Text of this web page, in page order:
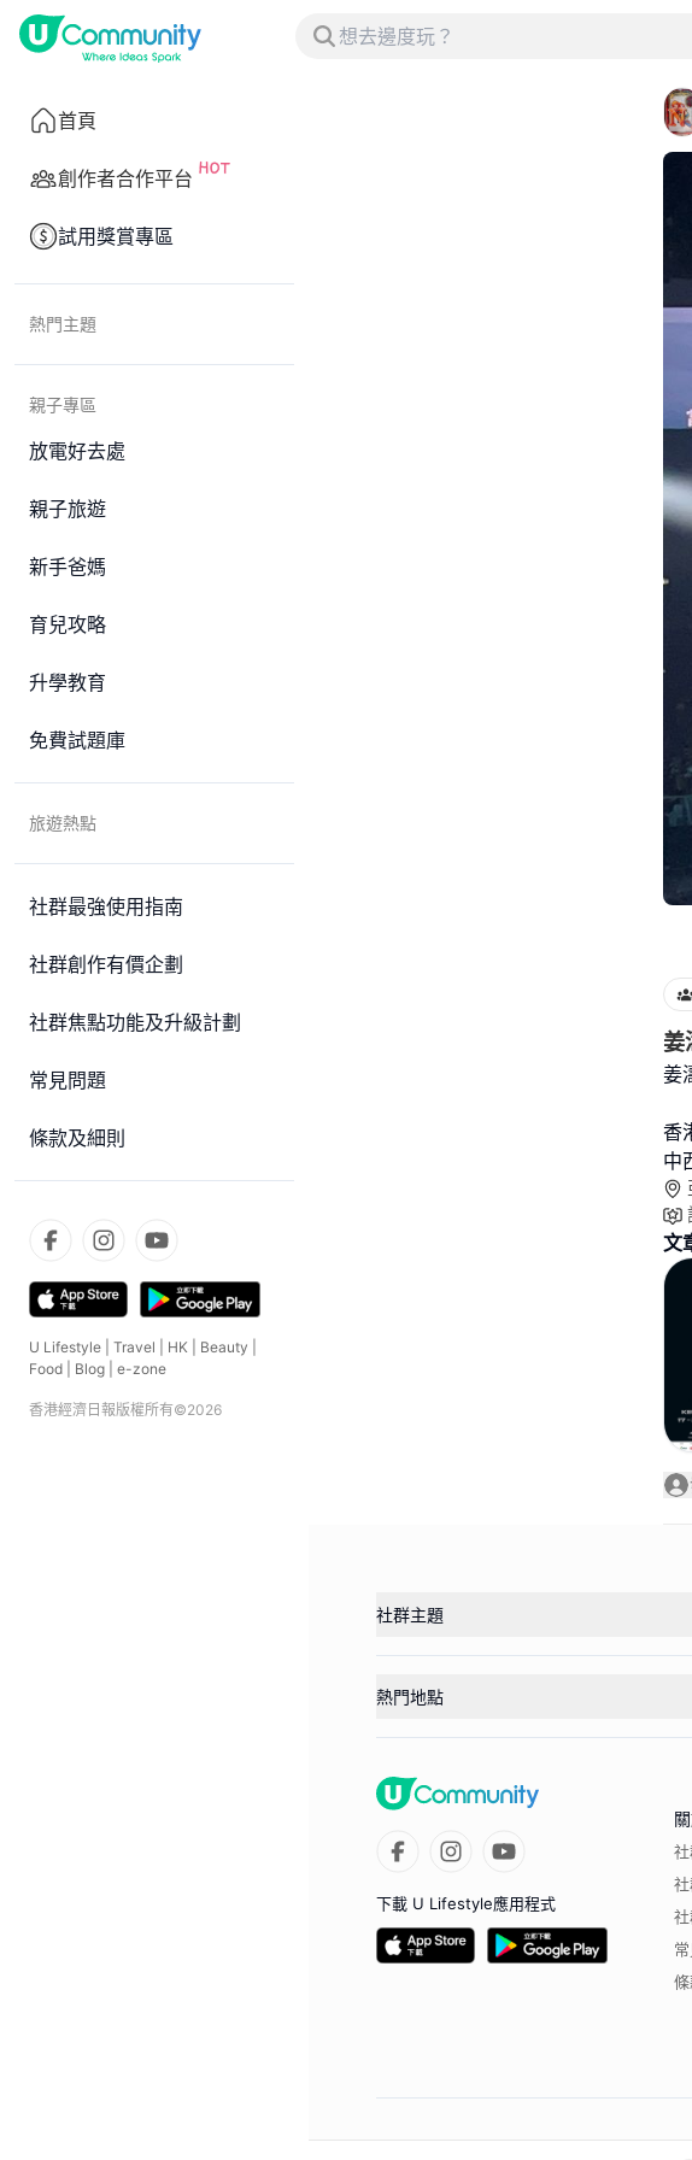
首頁
創作者合作平台
試用獎賞專區
熱門主題
親子專區
放電好去處
親子旅遊
新手爸媽
育兒攻略
升學教育
免費試題庫
旅遊熱點
社群最強使用指南
社群創作有價企劃
社群焦點功能及升級計劃
常見問題
條款及細則
U Lifestyle Travel HK Beauty
Food
Blog e-zone
香港經濟日報版權所有©2026
姜
香
中
文
社群主題
熱門地點
下載 U Lifestyle應用程式